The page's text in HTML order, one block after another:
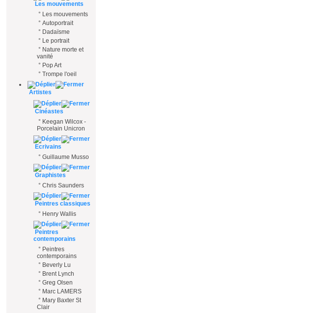
Les mouvements
° Les mouvements
° Autoportrait
° Dadaïsme
° Le portrait
° Nature morte et
vanité
° Pop Art
° Trompe l'oeil
Artistes
Cinéastes
° Keegan Wilcox -
Porcelain Unicron
Ecrivains
° Guillaume Musso
Graphistes
° Chris Saunders
Peintres classiques
° Henry Wallis
Peintres
contemporains
° Peintres
contemporains
° Beverly Lu
° Brent Lynch
° Greg Olsen
° Marc LAMERS
° Mary Baxter St
Clair